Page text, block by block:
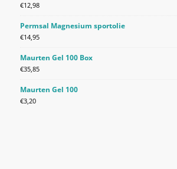
€12,98
Permsal Magnesium sportolie
€14,95
Maurten Gel 100 Box
€35,85
Maurten Gel 100
€3,20